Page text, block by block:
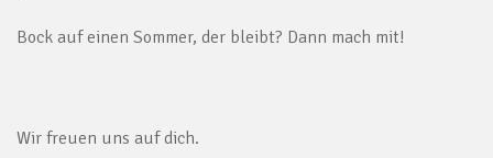
Bock auf einen Sommer, der bleibt? Dann mach mit!
Wir freuen uns auf dich.